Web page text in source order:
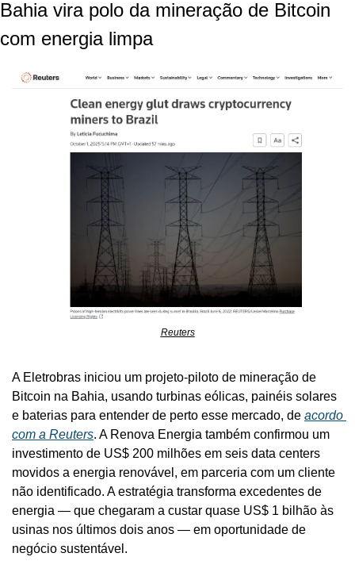
Bahia vira polo da mineração de Bitcoin
com energia limpa
Reuters
A Eletrobras iniciou um projeto-piloto de mineração de
Bitcoin na Bahia, usando turbinas eólicas, painéis solares
e baterias para entender de perto esse mercado, de acordo
com a Reuters. A Renova Energia também confirmou um
investimento de US$ 200 milhões em seis data centers
movidos a energia renovável, em parceria com um cliente
não identificado. A estratégia transforma excedentes de
energia — que chegaram a custar quase US$ 1 bilhão às
usinas nos últimos dois anos — em oportunidade de
negócio sustentável.